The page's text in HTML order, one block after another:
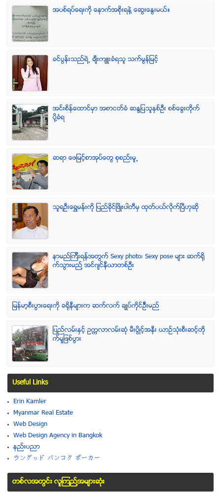
အပစ္ရပ္ေရးကို ေနာက္အစိုးရနဲ႔ ေဆြးေႏြးမယ္။
ခင္ပြန္းသည္ရဲ႕ ခ်ီးက်ဴးခံရသူ သက္မြန္ျမင့္
အင္းစိန္ေထာင္မွာ အစာငတ္ခံ ဆႏၵျပသူႏွစ္ဦး စစ္ေခြးတုိက္
ပုိ႔ခံရ
ဆရာ ေဖျမင့္စာအုပ္ေတြ စုစည္းမူ႕
သူရဦးေရႊမန္းကို ျပည္ခိုင္ျဖိဳးပါတီမွ ထုတ္ပယ္လိုက္ျပီဟုဆို
နာမည္ၾကီးရန္အတြက္ Sexy photo၊ Sexy pose မ်ား ဆက္ရို
က္သြားမည္႔ အင္ဂ်င္နီယာတစ္ဦး
ျမန္မာ့စီးပြားေရးကို ခရိုနီမ်ားက ဆက္လက္ ခ်ဳပ္ကိုင္ဥိီးမည္
ျပည္လမ္းႏွင့္ ဥကၠလာလမ္းဆုံ မီးပြိဳင့္အနီး ယာဥ္သုံးစီးဆင့္တို
က္မႈျဖစ္ပြား
Useful Links
Erin Kamler
Myanmar Real Estate
Web Design
Web Design Agency in Bangkok
နည္းပညာ
ラングッド バンコク ポーカー
တစ္လအတြင္း လူၾကည္႔အမ်ားဆံုး